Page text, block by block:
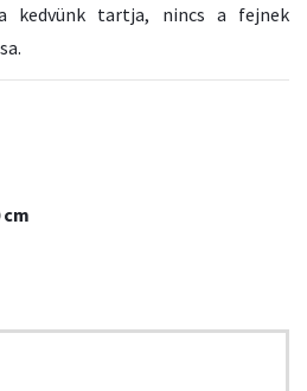
kedvünk tartja, nincs a fejnek